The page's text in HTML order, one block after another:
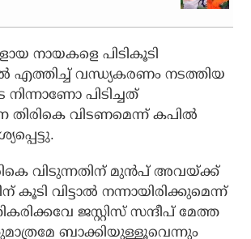
നായകളെ പിടികൂടി
എത്തിച്ച് വന്ധ്യകരണം നടത്തിയ
പിടിച്ചത്
തിരികെ വിടണമെന്ന് കപിൽ
വിടുന്നതിന് മുൻപ് അവയ്ക്ക്
വിട്ടാൽ നന്നായിരിക്കുമെന്ന്
ജസ്റ്റിസ് സന്ദീപ് മേത്ത
ബാക്കിയുള്ളൂവെന്നും